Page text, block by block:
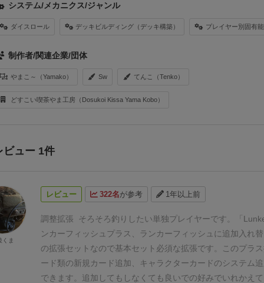
システム/メカニクス/ジャンル
ダイスロール デッキビルディング（デッキ構築） プレイヤー別固有
制作者/関連企業/団体
やまこ～（Yamako） Sw てんこ（Tenko）
どすこい喫茶やま工房（Dosukoi Kissa Yama Kobo）
ビュー 1件
レビュー 322名が参考 1年以上前
調整拡張 そろそろ釣りしたい単独プレイヤーです。「
ンカーフィッシュプラス
、ランカーフィッシュに追加入れ
の拡張セットなので基本セット必須な拡張です。このプラ
ード類の新規カード追加、キャラクターカードのシステム
できます。追加してもしなくても良いでの好みでいれかえて
くま